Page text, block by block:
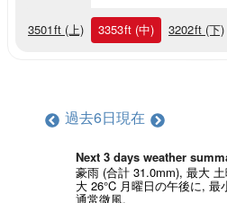
3501ft (上) 3353ft (中) 3202ft (下)
過去6日現在
Next 3 days weather
豪雨 (合計 31.0mm), 最大
大 26°C 月曜日の午後に, 最
通常微風.